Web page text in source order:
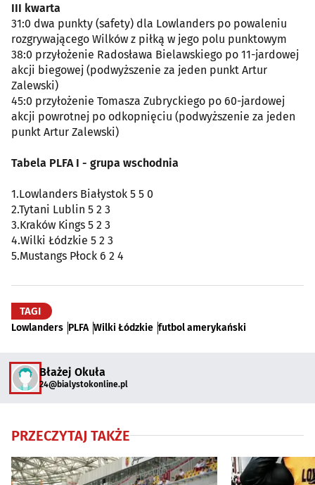
III kwarta
31:0 dwa punkty (safety) dla Lowlanders po powaleniu
rozgrywającego Wilków z piłką w jego polu punktowym
38:0 przyłożenie Radosława Bielawskiego po 11-jardowej
akcji biegowej (podwyższenie za jeden punkt Artur
Zalewski)
45:0 przyłożenie Tomasza Zubryckiego po 60-jardowej
akcji powrotnej po odkopnięciu (podwyższenie za jeden
punkt Artur Zalewski)
Tabela PLFA I - grupa wschodnia
1.Lowlanders Białystok 5 5 0
2.Tytani Lublin 5 2 3
3.Kraków Kings 5 2 3
4.Wilki Łódzkie 5 2 3
5.Mustangs Płock 6 2 4
TAGI
Lowlanders PLFA Wilki Łódzkie futbol amerykański
Błażej Okuła
24@bialystokonline.pl
PRZECZYTAJ TAKŻE